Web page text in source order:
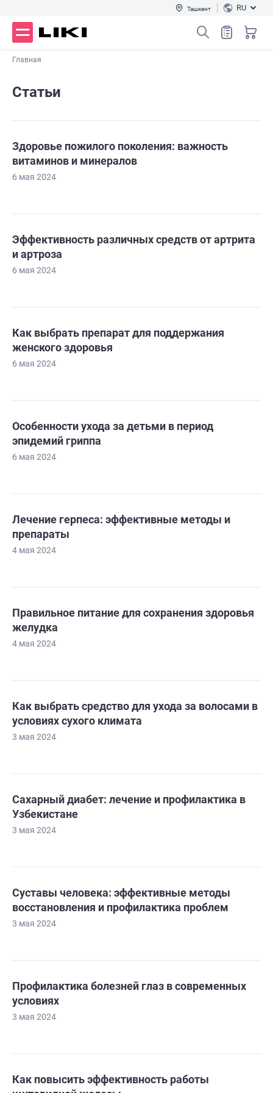
Ташкент RU
Главная
Статьи
Здоровье пожилого поколения: важность
витаминов и минералов
6 мая 2024
Эффективность различных средств от артрита
и артроза
6 мая 2024
Как выбрать препарат для поддержания
женского здоровья
6 мая 2024
Особенности ухода за детьми в период
эпидемий гриппа
6 мая 2024
Лечение герпеса: эффективные методы и
препараты
4 мая 2024
Правильное питание для сохранения здоровья
желудка
4 мая 2024
Как выбрать средство для ухода за волосами в
условиях сухого климата
3 мая 2024
Сахарный диабет: лечение и профилактика в
Узбекистане
3 мая 2024
Суставы человека: эффективные методы
восстановления и профилактика проблем
3 мая 2024
Профилактика болезней глаз в современных
условиях
3 мая 2024
Как повысить эффективность работы